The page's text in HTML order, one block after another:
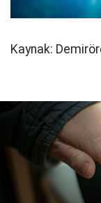
Kaynak: